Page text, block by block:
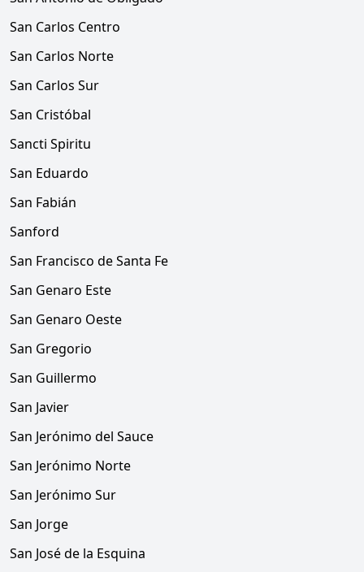
San Carlos Centro
San Carlos Norte
San Carlos Sur
San Cristóbal
Sancti Spiritu
San Eduardo
San Fabián
Sanford
San Francisco de Santa Fe
San Genaro Este
San Genaro Oeste
San Gregorio
San Guillermo
San Javier
San Jerónimo del Sauce
San Jerónimo Norte
San Jerónimo Sur
San Jorge
San José de la Esquina